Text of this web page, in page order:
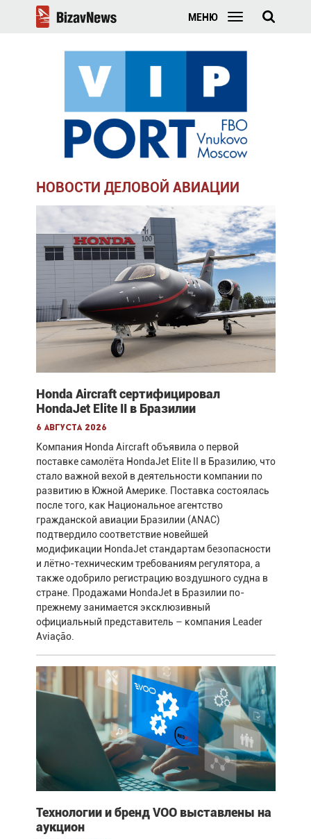
МЕНЮ
НОВОСТИ ДЕЛОВОЙ АВИАЦИИ
Honda Aircraft сертифицировал
HondaJet Elite II в Бразилии
6 августа 2026
Компания Honda Aircraft объявила о первой
поставке самолёта HondaJet Elite II в Бразилию, что
стало важной вехой в деятельности компании по
развитию в Южной Америке. Поставка состоялась
после того, как Национальное агентство
гражданской авиации Бразилии (ANAC)
подтвердило соответствие новейшей
модификации HondaJet стандартам безопасности
и лётно-техническим требованиям регулятора, а
также одобрило регистрацию воздушного судна в
стране. Продажами HondaJet в Бразилии по-
прежнему занимается эксклюзивный
официальный представитель – компания Leader
Aviação.
Технологии и бренд VOO выставлены на
аукцион